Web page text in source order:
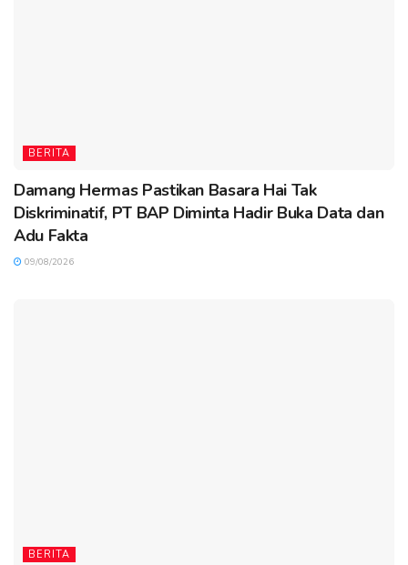
BERITA
Damang Hermas Pastikan Basara Hai Tak
Diskriminatif, PT BAP Diminta Hadir Buka Data dan
Adu Fakta
09/08/2026
BERITA